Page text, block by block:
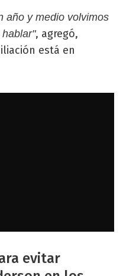
año y medio volvimos
, agregó,
está en
evitar